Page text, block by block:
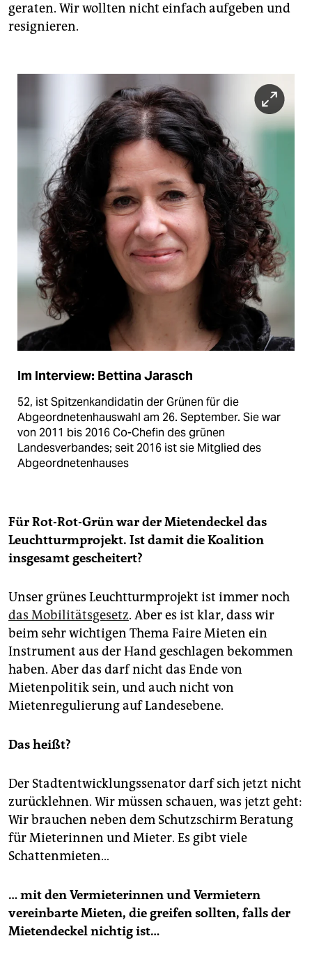
geraten. Wir wollten nicht einfach aufgeben und
resignieren.
Im Interview: Bettina Jarasch
52, ist Spitzenkandidatin der Grünen für die
Abgeordnetenhauswahl am 26. September. Sie war
von 2011 bis 2016 Co-Chefin des grünen
Landesverbandes; seit 2016 ist sie Mitglied des
Abgeordnetenhauses
Für Rot-Rot-Grün war der Mietendeckel das
Leuchtturmprojekt. Ist damit die Koalition
insgesamt gescheitert?
Unser grünes Leuchtturmprojekt ist immer noch
das Mobilitätsgesetz. Aber es ist klar, dass wir
beim sehr wichtigen Thema Faire Mieten ein
Instrument aus der Hand geschlagen bekommen
haben. Aber das darf nicht das Ende von
Mietenpolitik sein, und auch nicht von
Mietenregulierung auf Landesebene.
Das heißt?
Der Stadtentwicklungssenator darf sich jetzt nicht
zurücklehnen. Wir müssen schauen, was jetzt geht:
Wir brauchen neben dem Schutzschirm Beratung
für Mieterinnen und Mieter. Es gibt viele
Schattenmieten…
… mit den Vermieterinnen und Vermietern
vereinbarte Mieten, die greifen sollten, falls der
Mietendeckel nichtig ist…